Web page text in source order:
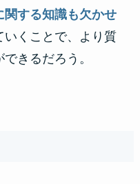
関する知識も欠かせ
いくことで、より質
きるだろう。